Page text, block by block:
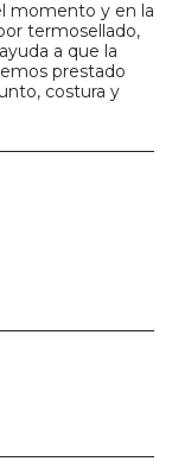
momento y en la
termosellado,
a que la
prestado
costura y